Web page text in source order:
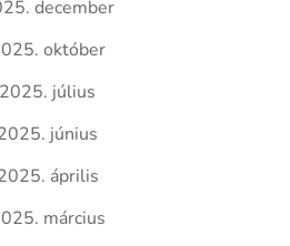
december
október
2025. július
június
április
március